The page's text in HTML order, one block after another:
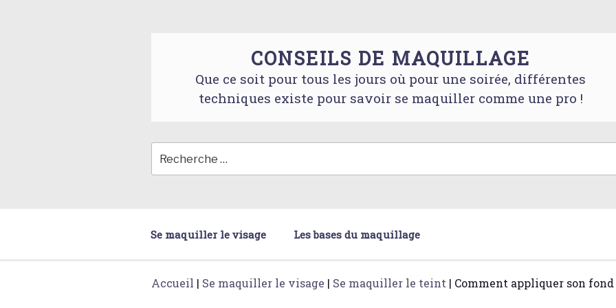
CONSEILS DE MAQUILLAGE
Que ce soit pour tous les jours où pour une soirée, différentes
techniques existe pour savoir se maquiller comme une pro !
Se maquiller le visage Les bases du maquillage
Accueil | Se maquiller le visage | Se maquiller le teint | Comment appliquer son